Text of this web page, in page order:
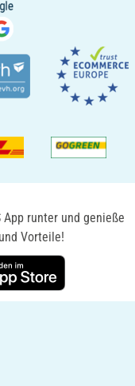
runter und genieße
Vorteile!